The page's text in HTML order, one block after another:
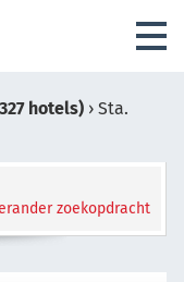
hotels) › Sta.
zoekopdracht